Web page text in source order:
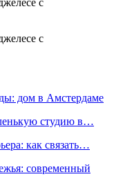
дом в Амстердаме
студию в…
как связать…
современный